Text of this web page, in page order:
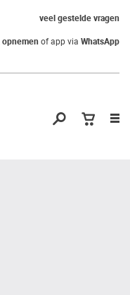
veel gestelde vragen
opnemenof app via WhatsApp